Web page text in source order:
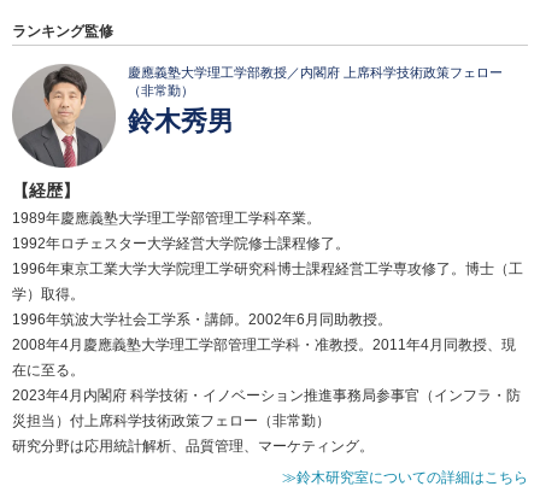
ランキング監修
慶應義塾大学理工学部教授／内閣府 上席科学技術政策フェロー
（非常勤）
鈴木秀男
【経歴】
1989年慶應義塾大学理工学部管理工学科卒業。
1992年ロチェスター大学経営大学院修士課程修了。
1996年東京工業大学大学院理工学研究科博士課程経営工学専攻修了。博士（工
学）取得。
1996年筑波大学社会工学系・講師。2002年6月同助教授。
2008年4月慶應義塾大学理工学部管理工学科・准教授。2011年4月同教授、現
在に至る。
2023年4月内閣府 科学技術・イノベーション推進事務局参事官（インフラ・防
災担当）付上席科学技術政策フェロー（非常勤）
研究分野は応用統計解析、品質管理、マーケティング。
≫鈴木研究室についての詳細はこちら